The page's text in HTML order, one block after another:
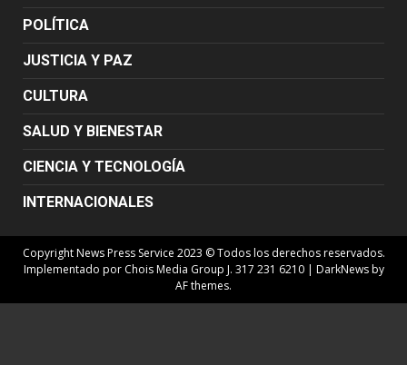
POLÍTICA
JUSTICIA Y PAZ
CULTURA
SALUD Y BIENESTAR
CIENCIA Y TECNOLOGÍA
INTERNACIONALES
Copyright News Press Service 2023 © Todos los derechos reservados.
Implementado por Chois Media Group J. 317 231 6210 | DarkNewsby
AF themes.